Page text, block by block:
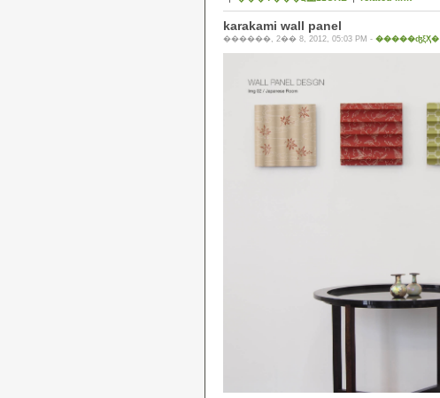
karakami wall panel
������, 2�� 8, 2012, 05:03 PM - �����ʤξҲ�